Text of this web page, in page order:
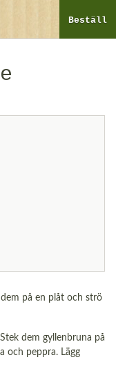
Beställ
på en plåt och strö
dem gyllenbruna på
och peppra. Lägg